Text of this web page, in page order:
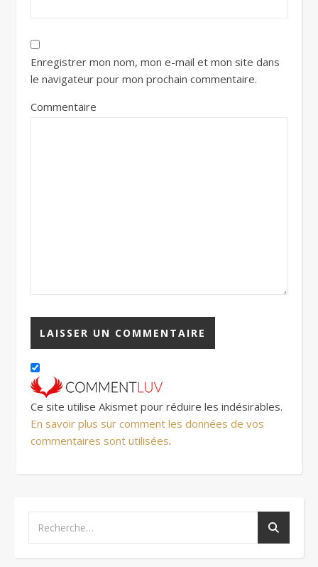
Enregistrer mon nom, mon e-mail et mon site dans
le navigateur pour mon prochain commentaire.
Commentaire
Ce site utilise Akismet pour réduire les indésirables.
En savoir plus sur comment les données de vos
commentaires sont utilisées.